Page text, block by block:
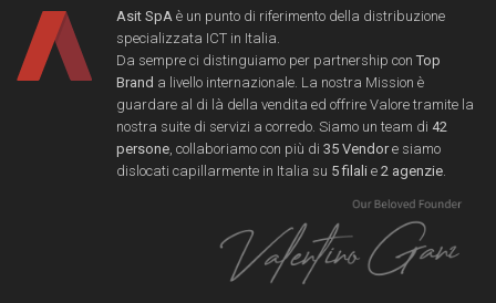
Asit SpA è un punto di riferimento della distribuzione
specializzata ICT in Italia.
Da sempre ci distinguiamo per partnership con Top
Brand a livello internazionale. La nostra Mission è
guardare al di là della vendita ed offrire Valore tramite la
nostra suite di servizi a corredo. Siamo un team di 42
persone, collaboriamo con più di 35 Vendore siamo
dislocati capillarmente in Italia su 5 filali e 2 agenzie.